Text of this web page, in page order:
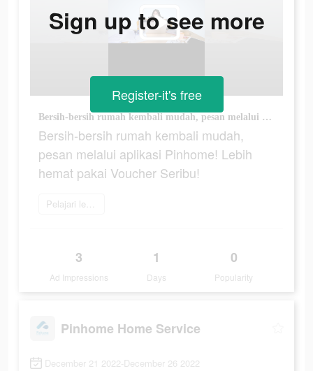
Bersih-bersih rumah kembali mudah, pesan melalui aplikasi Pinhome! Lebih hemat pakai Voucher Seribu!
Bersih-bersih rumah kembali mudah,
pesan melalui aplikasi Pinhome! Lebih
hemat pakai Voucher Seribu!
Pelajari lebih lanjut
3
Ad Impressions
1
Days
0
Popularity
Sign up to see more
Register-it's free
Pinhome Home Service
December 21 2022-December 26 2022